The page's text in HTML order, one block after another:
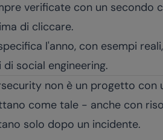
verificate con un secondo
di cliccare.
l'anno, con esempi
social engineering.
non è un progetto con
come tale - anche con
solo dopo un incidente.